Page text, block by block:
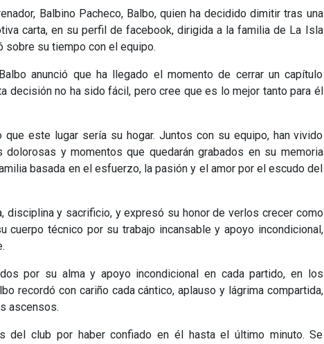
Balbino Pacheco, Balbo, quien ha decidido dimitir tras una
carta, en su perfil de facebook, dirigida a la familia de La Isla
sobre su tiempo con el equipo.
anunció que ha llegado el momento de cerrar un capítulo
decisión no ha sido fácil, pero cree que es lo mejor tanto para él
este lugar sería su hogar. Juntos con su equipo, han vivido
y momentos que quedarán grabados en su memoria
basada en el esfuerzo, la pasión y el amor por el escudo del
disciplina y sacrificio, y expresó su honor de verlos crecer como
cuerpo técnico por su trabajo incansable y apoyo incondicional,
por su alma y apoyo incondicional en cada partido, en los
recordó con cariño cada cántico, aplauso y lágrima compartida,
ascensos.
del club por haber confiado en él hasta el último minuto. Se